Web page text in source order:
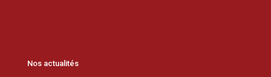
Nos actualités